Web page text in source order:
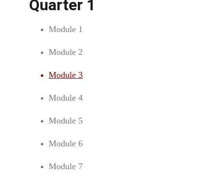
Quarter 1
Module 1
Module 2
Module 3
Module 4
Module 5
Module 6
Module 7